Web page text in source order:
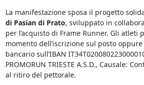
La manifestazione sposa il progetto
di Pasian di Prato, sviluppato in
per l’acquisto di Frame Runner. Gli atleti
momento dell’iscrizione sul posto
bancario sull’IBAN
PROMORUN TRIESTE A.S.D., Causale:
al ritiro del pettorale.